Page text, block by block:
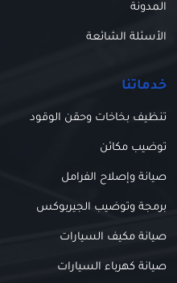
المدونة
الأسئلة الشائعة
خدماتنا
تنظيف بخاخات وحقن الوقود
توضيب مكائن
صيانة وإصلاح الفرامل
برمجة وتوضيب الجيربوكس
صيانة مكيف السيارات
صيانة كهرباء السيارات